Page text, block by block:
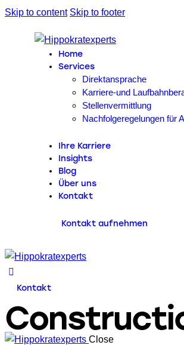
Skip to content Skip to footer
Home
Services
Direktansprache
Karriere-und
Stellenvermittlung
Nachfolgeregelungen für
Ihre Karriere
Insights
Blog
Über uns
Kontakt
Kontakt aufnehmen
Kontakt
Close